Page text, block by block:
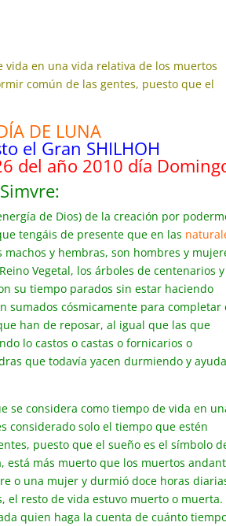
vida en una vida relativa de los muertos
común de las gentes, puesto que el
DE LUNA
el Gran SHILHOH
del año 2010 día
de Dios) de la creación por
tengáis de presente que en las
y hembras, son hombres y
Vegetal, los árboles de centenarios y
su tiempo parados sin estar haciendo
sumados cósmicamente para completar
han de reposar, al igual que las que
lo castos o castas o fornicarios o
que todavía yacen durmiendo y
se considera como tiempo de vida en
considerado solo el tiempo que estén
puesto que el sueño es el símbolo
más muerto que los muertos
o una mujer y durmió doce horas
el resto de vida estuvo muerto o muerta.
quien haga la cuenta de cuánto